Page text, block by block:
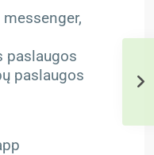
paslaugos
paslaugos